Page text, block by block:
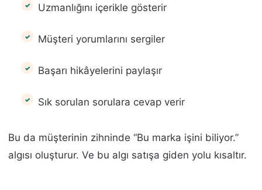
Uzmanlığını içerikle gösterir
Müşteri yorumlarını sergiler
Başarı hikâyelerini paylaşır
Sık sorulan sorulara cevap verir
Bu da müşterinin zihninde “Bu marka işini biliyor.”
algısı oluşturur. Ve bu algı satışa giden yolu kısaltır.